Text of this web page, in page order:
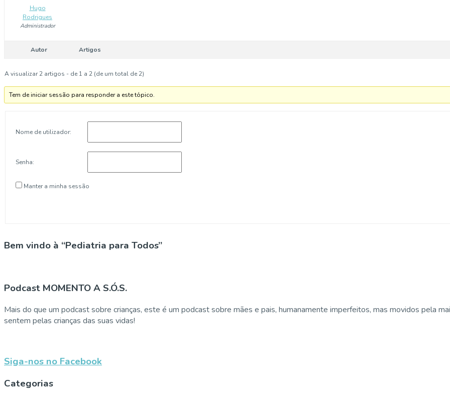
Hugo
Rodrigues
Administrador
Autor Artigos
A visualizar 2 artigos - de 1 a 2 (de um total de 2)
Tem de iniciar sessão para responder a este tópico.
Nome de utilizador:
Senha:
Manter a minha sessão
Bem vindo à “Pediatria para Todos”
Podcast MOMENTO A S.Ó.S.
Mais do que um podcast sobre crianças, este é um podcast sobre mães e pais, humanamente imperfeitos, mas movidos pela
sentem pelas crianças das suas vidas!
Siga-nos no Facebook
Categorias